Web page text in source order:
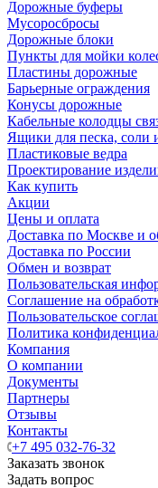
Дорожные буферы
Мусоросбросы
Дорожные блоки
Пункты для мойки
Пластины дорожные
Барьерные ограждения
Конусы дорожные
Кабельные колодцы
Ящики для песка, соли
Пластиковые ведра
Проектирование
Как купить
Акции
Цены и оплата
Доставка по Москве и
Доставка по России
Обмен и возврат
Пользовательская
Соглашение на
Пользовательское
Политика
Компания
О компании
Документы
Партнеры
Отзывы
Контакты
+7 495 032-76-32
Заказать звонок
Задать вопрос